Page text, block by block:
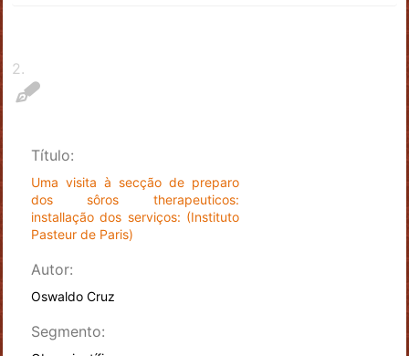
2 .
Título:
Uma visita à secção de preparo
dos sôros therapeuticos:
installação dos serviços: (Instituto
Pasteur de Paris)
Autor:
Oswaldo Cruz
Segmento: